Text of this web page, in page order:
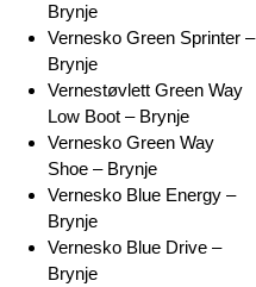
Brynje
Vernesko Green Sprinter –
Brynje
Vernestøvlett Green Way
Low Boot – Brynje
Vernesko Green Way
Shoe – Brynje
Vernesko Blue Energy –
Brynje
Vernesko Blue Drive –
Brynje